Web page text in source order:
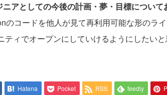
アとしての今後の計画・夢・目標について
のコードを他人が見て再利用可能な形のラ
ティでオープンにしていけるようにしたい
Hatena Pocket RSS feedly